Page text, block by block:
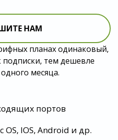
НАМ
планах одинаковый,
тем дешевле
месяца.
портов
OS, IOS, Android и др.